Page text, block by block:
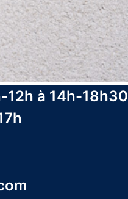
12h à 14h-18h30